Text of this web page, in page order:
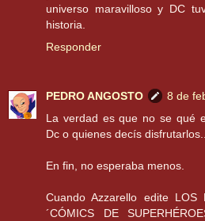
universo maravilloso y DC
historia.
Responder
PEDRO ANGOSTO
8 de
La verdad es que no se qué
Dc o quienes decís disfrutarlos...
En fin, no esperaba menos.
Cuando Azzarello edite LOS
´CÓMICS DE